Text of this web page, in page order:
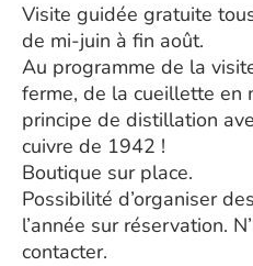
Visite guidée gratuite
de mi-juin à fin août.
Au programme de la
ferme, de la cueillette en
principe de distillation
cuivre de 1942 !
Boutique sur place.
Possibilité d’organiser
l’année sur réservation.
contacter.